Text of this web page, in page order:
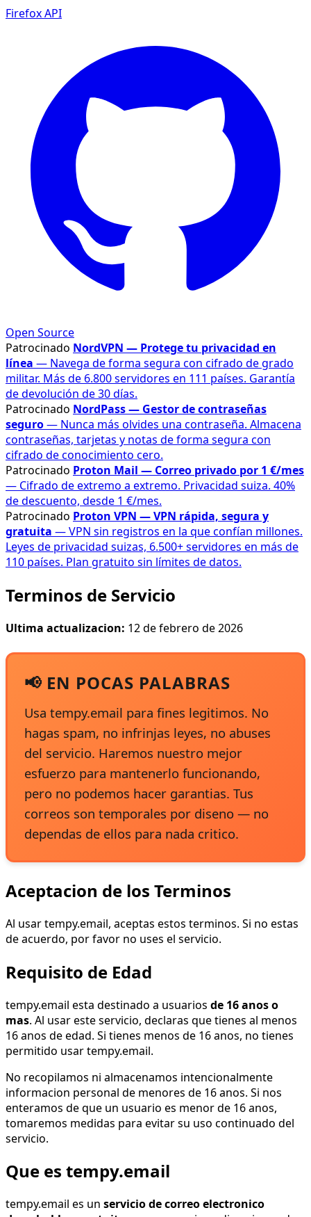
FirefoxAPI
Open Source
Patrocinado NordVPN — Protege tu privacidad en
línea — Navega de forma segura con cifrado de grado
militar. Más de 6.800 servidores en 111 países. Garantía
de devolución de 30 días.
Patrocinado NordPass — Gestor de contraseñas
seguro— Nunca más olvides una contraseña. Almacena
contraseñas, tarjetas y notas de forma segura con
cifrado de conocimiento cero.
Patrocinado Proton Mail — Correo privado por 1 €/mes
— Cifrado de extremo a extremo. Privacidad suiza. 40%
de descuento, desde 1 €/mes.
Patrocinado Proton VPN — VPN rápida, segura y
gratuita — VPN sin registros en la que confían millones.
Leyes de privacidad suizas, 6.500+ servidores en más de
110 países. Plan gratuito sin límites de datos.
Terminos de Servicio
Ultima actualizacion: 12 de febrero de 2026
📢 EN POCAS PALABRAS
Usa tempy.email para fines legitimos. No
hagas spam, no infrinjas leyes, no abuses
del servicio. Haremos nuestro mejor
esfuerzo para mantenerlo funcionando,
pero no podemos hacer garantias. Tus
correos son temporales por diseno — no
dependas de ellos para nada critico.
Aceptacion de los Terminos
Al usar tempy.email, aceptas estos terminos. Si no estas
de acuerdo, por favor no uses el servicio.
Requisito de Edad
tempy.email esta destinado a usuarios de 16 anos o
mas. Al usar este servicio, declaras que tienes al menos
16 anos de edad. Si tienes menos de 16 anos, no tienes
permitido usar tempy.email.
No recopilamos ni almacenamos intencionalmente
informacion personal de menores de 16 anos. Si nos
enteramos de que un usuario es menor de 16 anos,
tomaremos medidas para evitar su uso continuado del
servicio.
Que es tempy.email
tempy.email es un servicio de correo electronico